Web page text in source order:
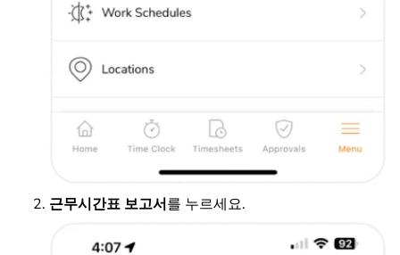
근무시간표 보고서를 누르세요.